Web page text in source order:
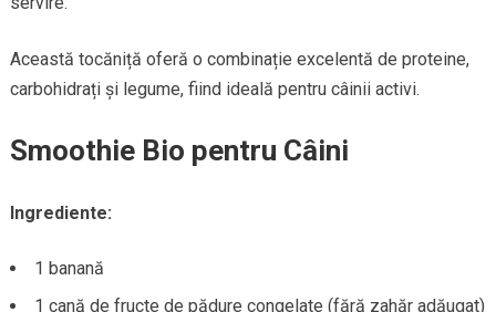
Această tocăniță oferă o combinație excelentă de proteine,
carbohidrați și legume, fiind ideală pentru câinii activi.
Smoothie Bio pentru Câini
Ingrediente:
1 banană
1 cană de fructe de pădure congelate (fără zahăr adăugat)